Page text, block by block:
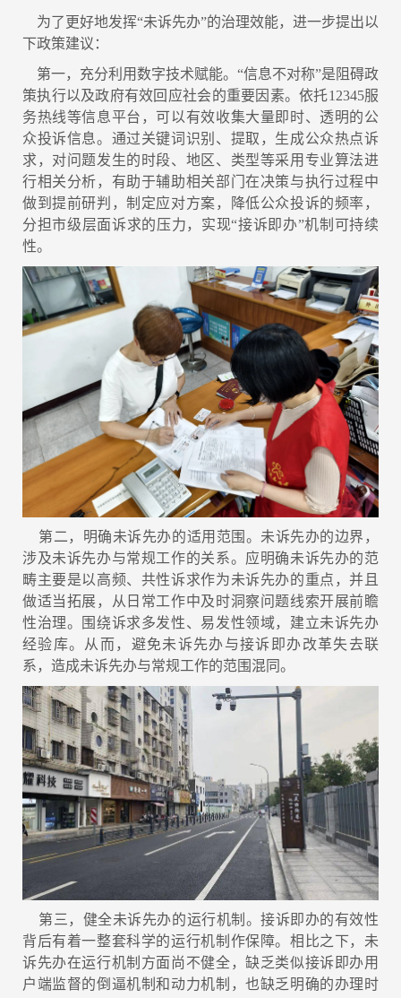
为了更好地发挥“未诉先办”的治理效能，进一步提出以
下政策建议：
第一，充分利用数字技术赋能。“信息不对称”是阻碍政
策执行以及政府有效回应社会的重要因素。依托12345服
务热线等信息平台，可以有效收集大量即时、透明的公
众投诉信息。通过关键词识别、提取，生成公众热点诉
求，对问题发生的时段、地区、类型等采用专业算法进
行相关分析，有助于辅助相关部门在决策与执行过程中
做到提前研判，制定应对方案，降低公众投诉的频率，
分担市级层面诉求的压力，实现“接诉即办”机制可持续
性。
第二，明确未诉先办的适用范围。未诉先办的边界，
涉及未诉先办与常规工作的关系。应明确未诉先办的范
畴主要是以高频、共性诉求作为未诉先办的重点，并且
做适当拓展，从日常工作中及时洞察问题线索开展前瞻
性治理。围绕诉求多发性、易发性领域，建立未诉先办
经验库。从而，避免未诉先办与接诉即办改革失去联
系，造成未诉先办与常规工作的范围混同。
第三，健全未诉先办的运行机制。接诉即办的有效性
背后有着一整套科学的运行机制作保障。相比之下，未
诉先办在运行机制方面尚不健全，缺乏类似接诉即办用
户端监督的倒逼机制和动力机制，也缺乏明确的办理时